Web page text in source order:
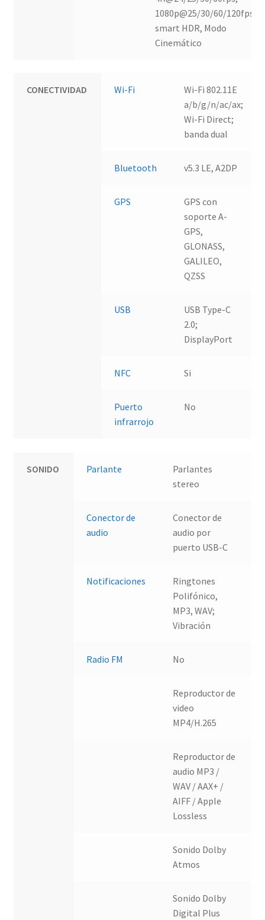
1080p@25/30/60/120fps,
smart HDR, Modo
Cinemático
CONECTIVIDAD Wi-Fi
Wi-Fi 802.11E
a/b/g/n/ac/ax;
Wi-Fi Direct;
banda dual
Bluetooth v5.3 LE, A2DP
GPS
GPS con
soporte A-
GPS,
GLONASS,
GALILEO,
QZSS
USB
USB Type-C
2.0;
DisplayPort
NFC Si
Puerto
infrarrojo
No
SONIDO Parlante
Parlantes
stereo
Conector de
audio
Conector de
audio por
puerto USB-C
Notificaciones
Ringtones
Polifónico,
MP3, WAV;
Vibración
Radio FM No
Reproductor de
video
MP4/H.265
Reproductor de
audio MP3 /
WAV / AAX+ /
AIFF / Apple
Lossless
Sonido Dolby
Atmos
Sonido Dolby
Digital Plus